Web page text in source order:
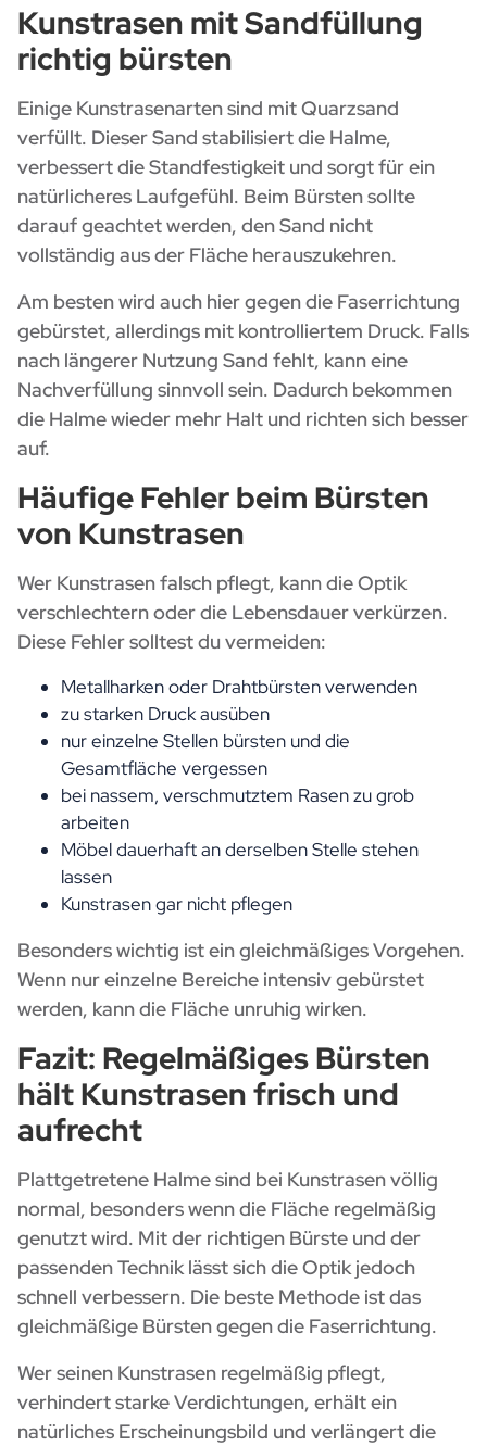
Kunstrasen mit Sandfüllung
richtig bürsten
Einige Kunstrasenarten sind mit Quarzsand
verfüllt. Dieser Sand stabilisiert die Halme,
verbessert die Standfestigkeit und sorgt für ein
natürlicheres Laufgefühl. Beim Bürsten sollte
darauf geachtet werden, den Sand nicht
vollständig aus der Fläche herauszukehren.
Am besten wird auch hier gegen die Faserrichtung
gebürstet, allerdings mit kontrolliertem Druck. Falls
nach längerer Nutzung Sand fehlt, kann eine
Nachverfüllung sinnvoll sein. Dadurch bekommen
die Halme wieder mehr Halt und richten sich besser
auf.
Häufige Fehler beim Bürsten
von Kunstrasen
Wer Kunstrasen falsch pflegt, kann die Optik
verschlechtern oder die Lebensdauer verkürzen.
Diese Fehler solltest du vermeiden:
Metallharken oder Drahtbürsten verwenden
zu starken Druck ausüben
nur einzelne Stellen bürsten und die
Gesamtfläche vergessen
bei nassem, verschmutztem Rasen zu grob
arbeiten
Möbel dauerhaft an derselben Stelle stehen
lassen
Kunstrasen gar nicht pflegen
Besonders wichtig ist ein gleichmäßiges Vorgehen.
Wenn nur einzelne Bereiche intensiv gebürstet
werden, kann die Fläche unruhig wirken.
Fazit: Regelmäßiges Bürsten
hält Kunstrasen frisch und
aufrecht
Plattgetretene Halme sind bei Kunstrasen völlig
normal, besonders wenn die Fläche regelmäßig
genutzt wird. Mit der richtigen Bürste und der
passenden Technik lässt sich die Optik jedoch
schnell verbessern. Die beste Methode ist das
gleichmäßige Bürsten gegen die Faserrichtung.
Wer seinen Kunstrasen regelmäßig pflegt,
verhindert starke Verdichtungen, erhält ein
natürliches Erscheinungsbild und verlängert die